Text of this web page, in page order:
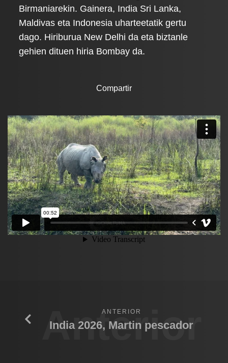
Birmaniarekin. Gainera, India Sri Lanka,
Maldivas eta Indonesia uharteetatik gertu
dago. Hiriburua New Delhi da eta biztanle
gehien dituen hiria Bombay da.
Compartir
Anterior
ANTERIOR
India 2026, Martin pescador